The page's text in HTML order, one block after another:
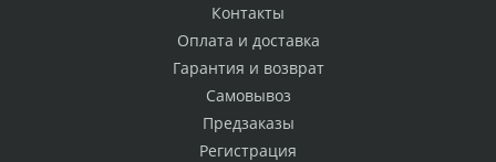
Контакты
Оплата и доставка
Гарантия и возврат
Самовывоз
Предзаказы
Регистрация